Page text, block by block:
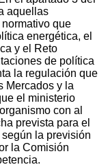
aquellas
que
energética, el
y el Reto
de política
la regulación que
Mercados y la
el ministerio
con al
prevista para el
la previsión
la Comisión